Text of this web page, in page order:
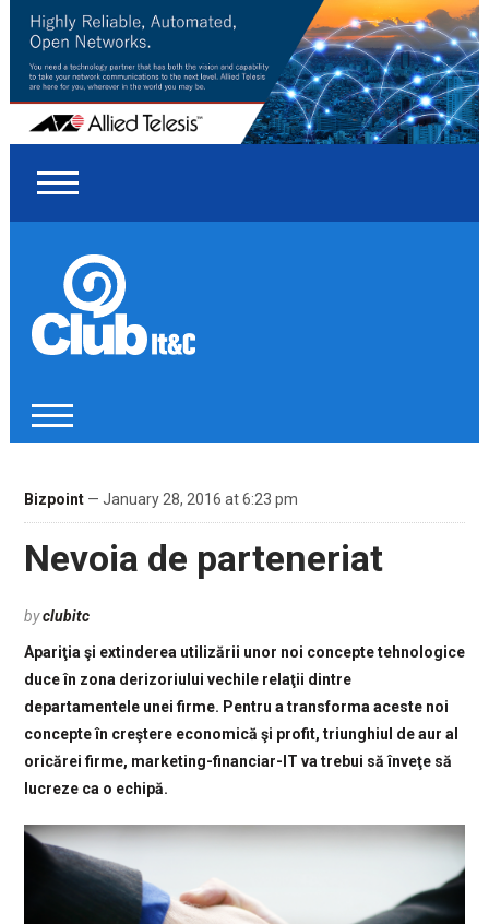
Bizpoint— January 28, 2016 at 6:23 pm
Nevoia de parteneriat
byclubitc
Apariţia şi extinderea utilizării unor noi concepte tehnologice
duce în zona derizoriului vechile relaţii dintre
departamentele unei firme. Pentru a transforma aceste noi
concepte în creştere economică şi profit, triunghiul de aur al
oricărei firme, marketing-financiar-IT va trebui să înveţe să
lucreze ca o echipă.